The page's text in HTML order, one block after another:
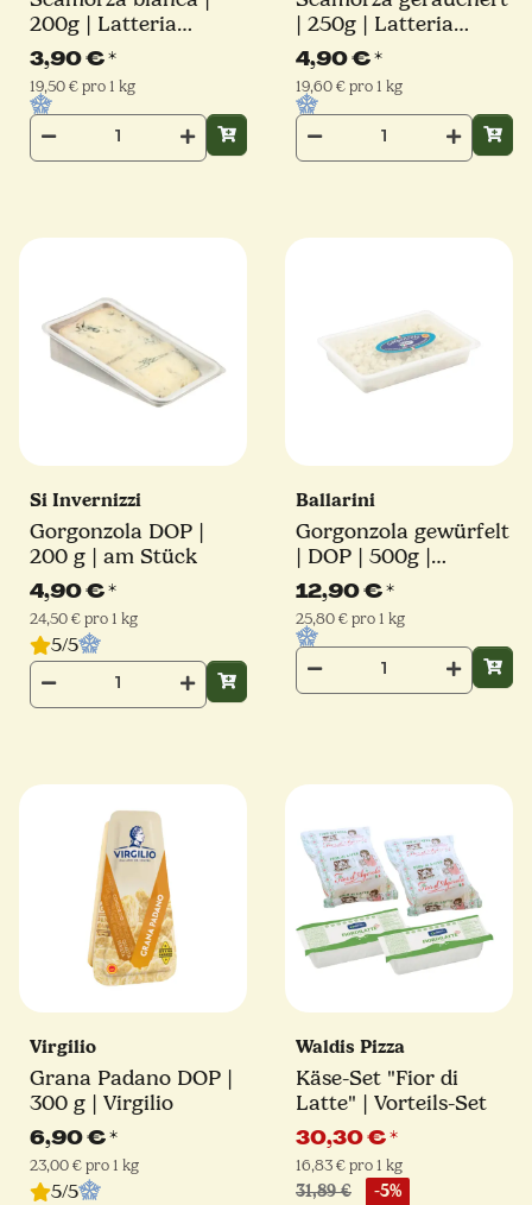
200g | Latteria
Sorrentina
3,90 €*
19,50 € pro 1 kg
| 250g | Latteria
Sorrentina
4,90 €*
19,60 € pro 1 kg
Si Invernizzi
Gorgonzola DOP |
200 g | am Stück
4,90 €*
24,50 € pro 1 kg
5/5
Ballarini
Gorgonzola gewürfelt
| DOP | 500g |
Ballarini
12,90 €*
25,80 € pro 1 kg
Virgilio
Grana Padano DOP |
300 g | Virgilio
6,90 €*
23,00 € pro 1 kg
5/5
Waldis Pizza
Käse-Set "Fior di
Latte" | Vorteils-Set
30,30 €*
16,83 € pro 1 kg
31,89 € -5%